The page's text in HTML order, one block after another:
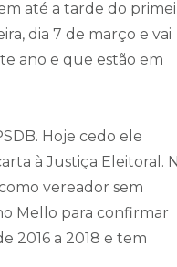
até a tarde do
dia 7 de março e vai
ano e que estão em
Hoje cedo ele
à Justiça Eleitoral.
vereador sem
Mello para confirmar
2016 a 2018 e tem